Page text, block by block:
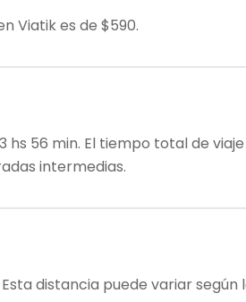
Viatik es de $590.
hs 56 min. El tiempo total de
intermedias.
distancia puede variar según